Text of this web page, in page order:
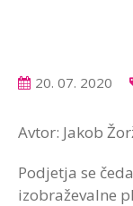
20. 07. 2020
Avtor: Jakob
Podjetja se
izobraževalne